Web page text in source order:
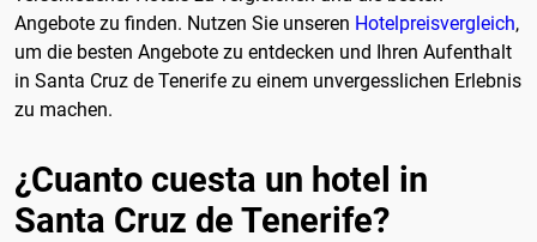
Angebote zu finden. Nutzen Sie unseren Hotelpreisvergleich,
um die besten Angebote zu entdecken und Ihren Aufenthalt
in Santa Cruz de Tenerife zu einem unvergesslichen Erlebnis
zu machen.
¿Cuanto cuesta un hotel in
Santa Cruz de Tenerife?